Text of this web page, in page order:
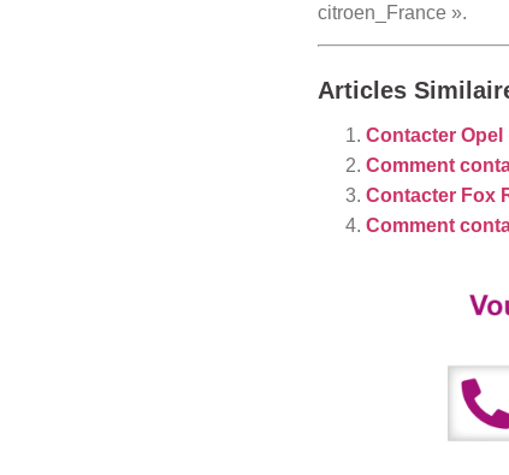
citroen_France ».
Articles
Contacter
Comment
Contacter Fox
Comment